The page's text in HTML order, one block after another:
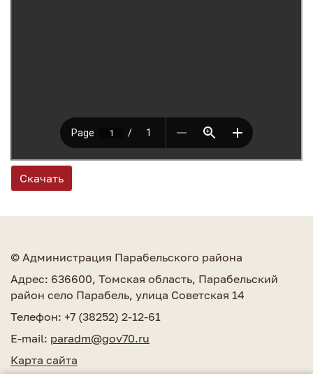
Скачать
© Администрация Парабельского района
Адрес: 636600, Томская область, Парабельский
район село Парабель, улица Советская 14
Телефон: +7 (38252) 2-12-61
E-mail: paradm@gov70.ru
Карта сайта